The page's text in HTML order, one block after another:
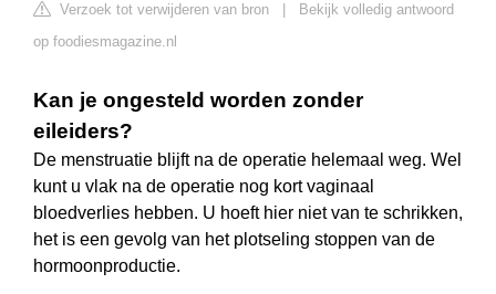
Verzoek tot verwijderen van bron
Bekijk volledig antwoord
op foodiesmagazine.nl
Kan je ongesteld worden zonder
eileiders?
De menstruatie blijft na de operatie helemaal weg. Wel
kunt u vlak na de operatie nog kort vaginaal
bloedverlies hebben. U hoeft hier niet van te schrikken,
het is een gevolg van het plotseling stoppen van de
hormoonproductie.